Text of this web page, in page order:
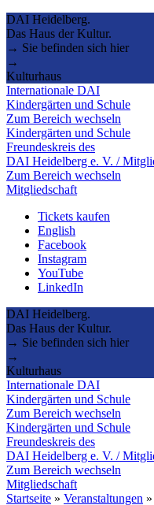
DAI Heidelberg.
Das Haus der Kultur.
→ Sie befinden sich hier
→
Kulturhaus
Internationale DAI
Kindergärten und Schule
Zum Bereich wechseln
Kindergärten und Schule
Freundeskreis des
DAI Heidelberg e. V. /
Zum Bereich wechseln
Mitgliedschaft
Tickets kaufen
English
Facebook
Instagram
YouTube
LinkedIn
DAI Heidelberg.
Das Haus der Kultur.
→ Sie befinden sich hier
→
Kulturhaus
Internationale DAI
Kindergärten und Schule
Zum Bereich wechseln
Kindergärten und Schule
Freundeskreis des
DAI Heidelberg e. V. /
Zum Bereich wechseln
Mitgliedschaft
Startseite » Veranstaltungen »